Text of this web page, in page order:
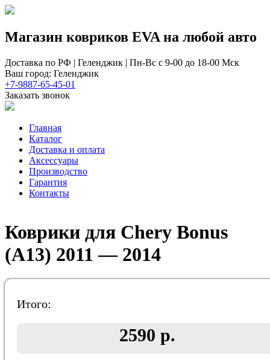
Магазин ковриков EVA ​на любой авто
Доставка по РФ | Геленджик | Пн-Вс с 9-00 до 18-00 Мск
Ваш город: Геленджик
+7-9887-65-45-01
Заказать звонок
Главная
Каталог
Доставка и оплата
Аксессуары
Производство
Гарантия
Контакты
Коврики для Chery Bonus
(A13) 2011 — 2014
Итого:
2590 р.